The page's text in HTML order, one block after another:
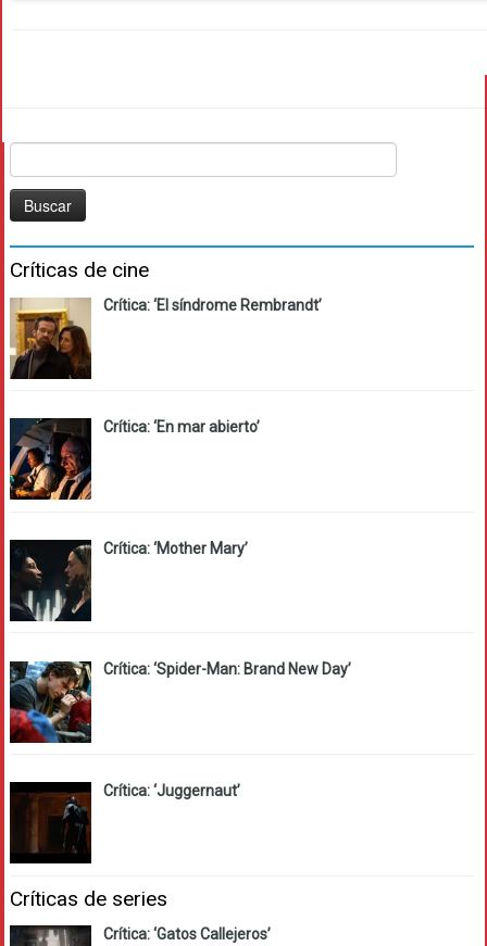
Críticas de cine
Crítica: ‘El síndrome Rembrandt’
Crítica: ‘En mar abierto’
Crítica: ‘Mother Mary’
Crítica: ‘Spider-Man: Brand New Day’
Crítica: ‘Juggernaut’
Críticas de series
Crítica: ‘Gatos Callejeros’